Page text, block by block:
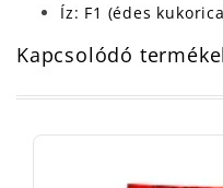
Íz: F1 (édes
Kapcsolódó